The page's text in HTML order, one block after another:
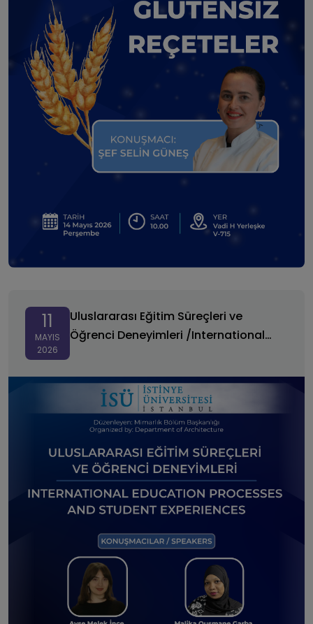
11
MAYIS
2026
Uluslararası Eğitim Süreçleri ve
Öğrenci Deneyimleri /International
Experiences
/International Education Processes and Student
Experiences